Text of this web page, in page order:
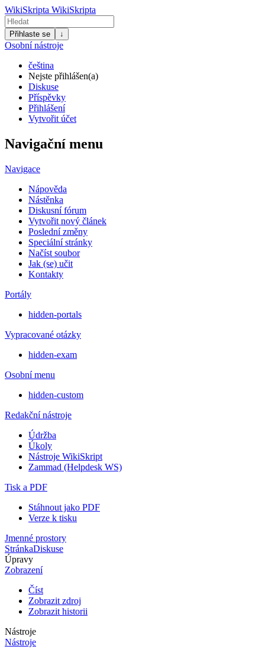
WikiSkripta WikiSkripta
Přihlaste se ↓
Osobní nástroje
čeština
Nejste přihlášen(a)
Diskuse
Příspěvky
Přihlášení
Vytvořit účet
Navigační menu
Navigace
Nápověda
Nástěnka
Diskusní fórum
Vytvořit nový článek
Poslední změny
Speciální stránky
Načíst soubor
Jak (se) učit
Kontakty
Portály
hidden-portals
Vypracované otázky
hidden-exam
Osobní menu
hidden-custom
Redakční nástroje
Údržba
Úkoly
Nástroje WikiSkript
Zammad (Helpdesk WS)
Tisk a PDF
Stáhnout jako PDF
Verze k tisku
Jmenné prostory
StránkaDiskuse
Úpravy
Zobrazení
Číst
Zobrazit zdroj
Zobrazit historii
Nástroje
Nástroje